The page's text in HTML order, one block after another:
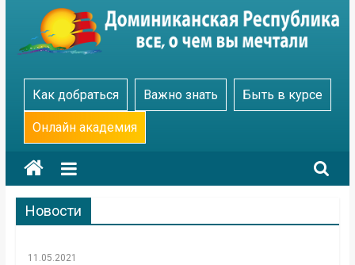
content
Go
Dominicana
Как добраться Важно знать Быть в курсе
Онлайн академия
Новости
11.05.2021